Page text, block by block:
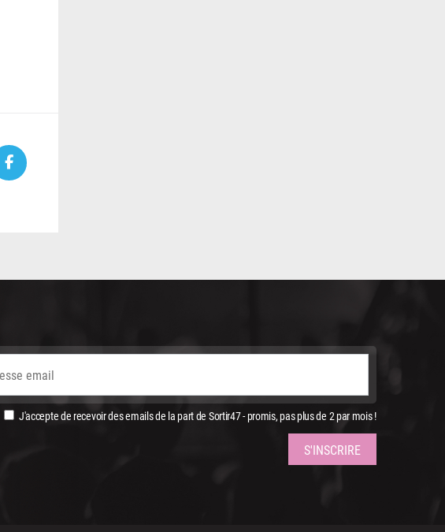
J'accepte de recevoir des emails de la part de Sortir47 - promis, pas plus de 2 par mois !